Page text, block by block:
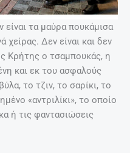
είναι τα μαύρα πουκάμισα
χείρας. Δεν είναι και δεν
Κρήτης ο τσαμπουκάς, η
και εκ του ασφαλούς
το τζιν, το σαρίκι, το
«αντριλίκι», το οποίο
ή τις φαντασιώσεις